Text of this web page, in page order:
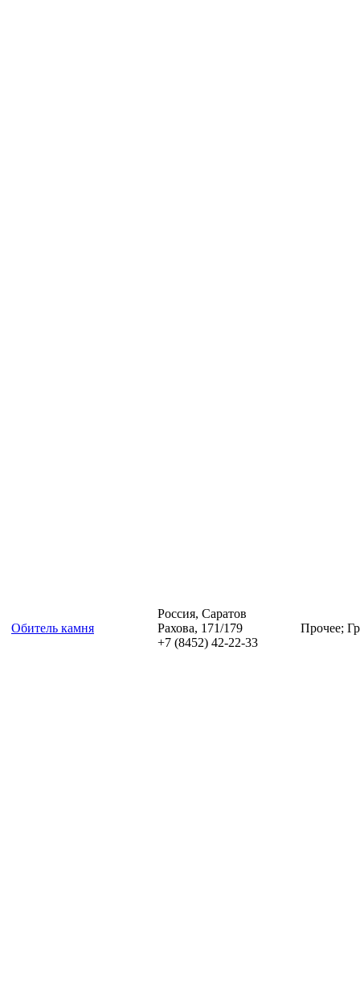
Обитель камня
Россия, Саратов
Рахова, 171/179
+7 (8452) 42-22-33
Прочее;